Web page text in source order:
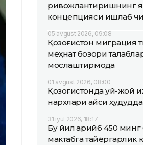
ривожлантиришнинг
концепцияси ишлаб
05 avgust 2026, 09:08
Қозоғистон миграция
меҳнат бозори
мослаштирмоқда
01 avgust 2026, 08:00
Қозоғистонда уй-жой
нархлари қайси ҳудудда
31 iyul 2026, 18:17
Бу йил қарийб 450 минг
мактабга тайёргарлик